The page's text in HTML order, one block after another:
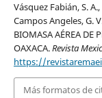
Vásquez Fabián, S.
Campos Angeles, G.
BIOMASA AÉREA
OAXACA.Revista
https://
Más formatos de